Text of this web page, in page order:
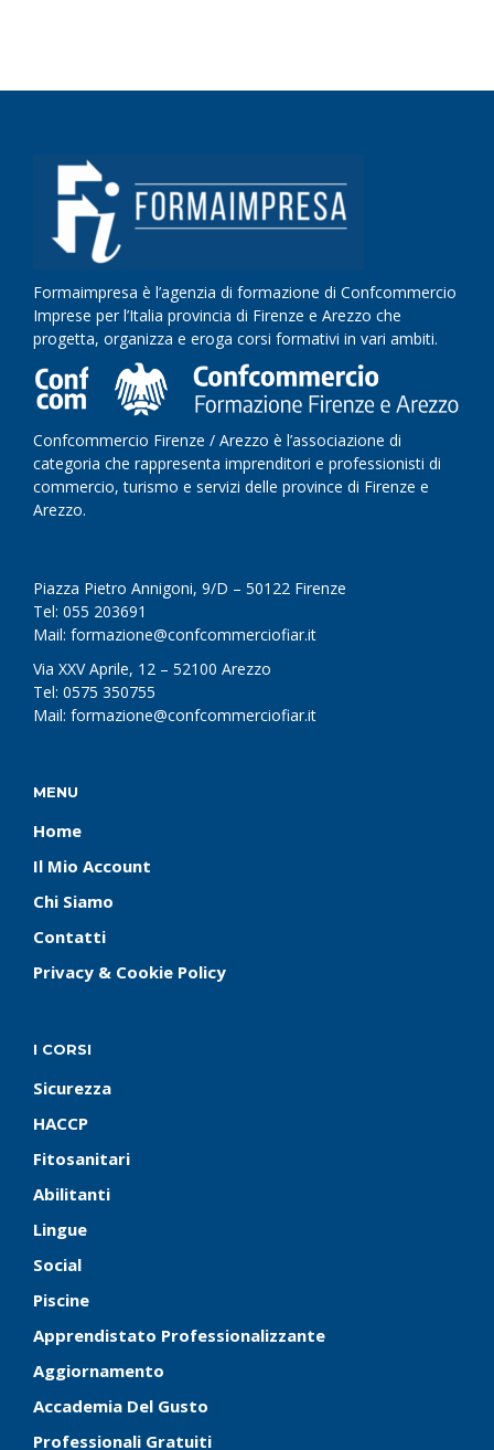
Formaimpresa è l’agenzia di formazione di Confcommercio
Imprese per l’Italia provincia di Firenze e Arezzo che
progetta, organizza e eroga corsi formativi in vari ambiti.
Confcommercio Firenze / Arezzo è l’associazione di
categoria che rappresenta imprenditori e professionisti di
commercio, turismo e servizi delle province di Firenze e
Arezzo.
Piazza Pietro Annigoni, 9/D – 50122 Firenze
Tel: 055 203691
Mail: formazione@confcommerciofiar.it
Via XXV Aprile, 12 – 52100 Arezzo
Tel: 0575 350755
Mail: formazione@confcommerciofiar.it
MENU
Home
Il Mio Account
Chi Siamo
Contatti
Privacy & Cookie Policy
I CORSI
Sicurezza
HACCP
Fitosanitari
Abilitanti
Lingue
Social
Piscine
Apprendistato Professionalizzante
Aggiornamento
Accademia Del Gusto
Professionali Gratuiti